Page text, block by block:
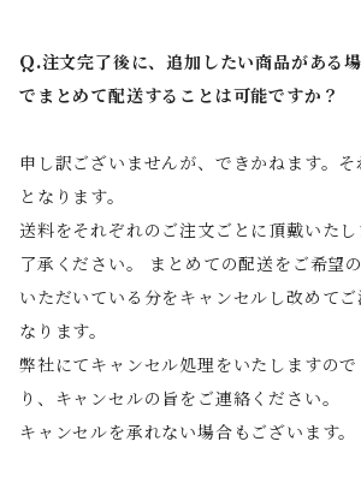
Q.注文完了後に、追加したい商品がある
でまとめて配送することは可能ですか？
申し訳ございませんが、できかねます。
となります。
送料をそれぞれのご注文ごとに頂戴いた
了承ください。 まとめての配送をご希望
いただいている分をキャンセルし改めて
なります。
弊社にてキャンセル処理をいたしますので
り、キャンセルの旨をご連絡ください。
キャンセルを承れない場合もございます。